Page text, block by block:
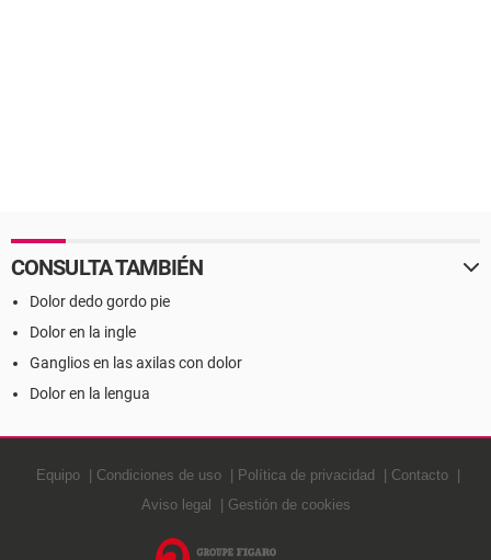
CONSULTA TAMBIÉN
Dolor dedo gordo pie
Dolor en la ingle
Ganglios en las axilas con dolor
Dolor en la lengua
Equipo Condiciones de uso Política de privacidad
Contacto
Aviso legal
Gestión de cookies